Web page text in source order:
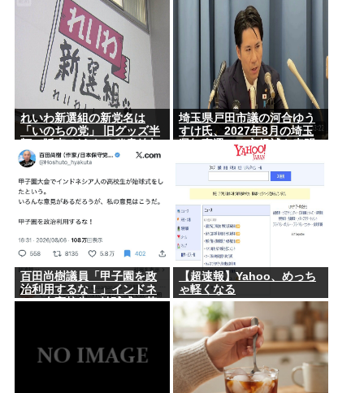
れいわ新選組の新党名は
「いのちの党」 旧グッズ半
額で販売 どうなる秘書給与
疑惑
埼玉県戸田市議の河合ゆう
すけ氏、2027年8月の埼玉
県知事選への立候補を表明
百田尚樹議員「甲子園を政
治利用するな！」インドネ
シア人高校生の始球式に苦
【超速報】Yahoo、めっち
ゃ軽くなる